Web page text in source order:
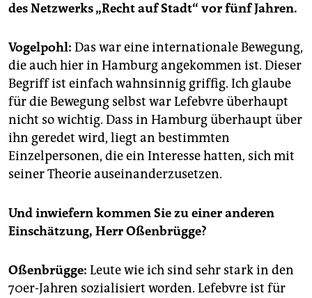
des Netzwerks „Recht auf Stadt“ vor fünf Jahren.
Vogelpohl: Das war eine internationale Bewegung,
die auch hier in Hamburg angekommen ist. Dieser
Begriff ist einfach wahnsinnig griffig. Ich glaube
für die Bewegung selbst war Lefebvre überhaupt
nicht so wichtig. Dass in Hamburg überhaupt über
ihn geredet wird, liegt an bestimmten
Einzelpersonen, die ein Interesse hatten, sich mit
seiner Theorie auseinanderzusetzen.
Und inwiefern kommen Sie zu einer anderen
Einschätzung, Herr Oßenbrügge?
Oßenbrügge: Leute wie ich sind sehr stark in den
70er-Jahren sozialisiert worden. Lefebvre ist für